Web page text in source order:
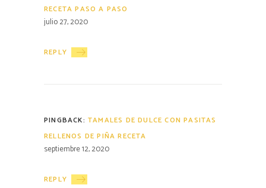
RECETA PASO A PASO
julio 27, 2020
REPLY
PINGBACK: TAMALES DE DULCE CON PASITAS
RELLENOS DE PIÑA RECETA
septiembre 12, 2020
REPLY